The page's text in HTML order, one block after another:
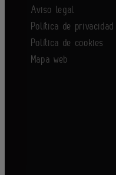
Aviso legal
Política de privacidad
Política de cookies
Mapa web